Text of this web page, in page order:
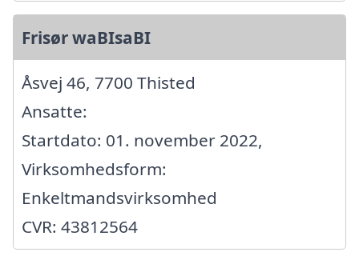
Frisør waBIsaBI
Åsvej 46, 7700 Thisted
Ansatte:
Startdato: 01. november 2022,
Virksomhedsform:
Enkeltmandsvirksomhed
CVR: 43812564